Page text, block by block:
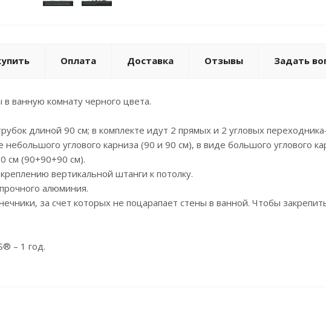
Оплата Доставка Отзывы Задать
ванную комнату черного цвета.
длиной 90 см; в комплекте идут 2 прямых и 2 угловых
небольшого углового карниза (90 и 90 см), в виде большого углового
см (90+90+90 см).
вертикальной штанги к потолку.
алюминия.
за счет которых не поцарапает стены в ванной. Чтобы
– 1 год.